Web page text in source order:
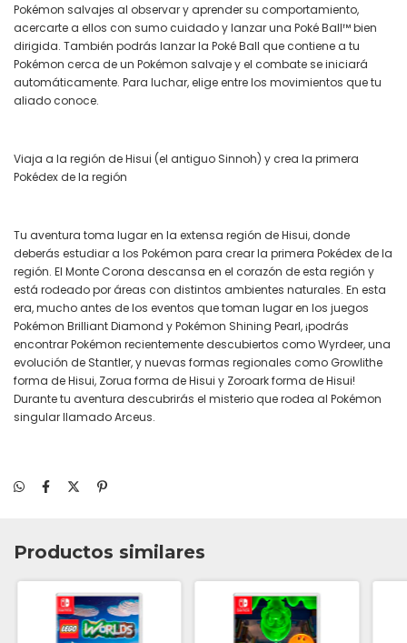
Pokémon salvajes al observar y aprender su comportamiento,
acercarte a ellos con sumo cuidado y lanzar una Poké Ball™ bien
dirigida. También podrás lanzar la Poké Ball que contiene a tu
Pokémon cerca de un Pokémon salvaje y el combate se iniciará
automáticamente. Para luchar, elige entre los movimientos que tu
aliado conoce.
Viaja a la región de Hisui (el antiguo Sinnoh) y crea la primera
Pokédex de la región
Tu aventura toma lugar en la extensa región de Hisui, donde
deberás estudiar a los Pokémon para crear la primera Pokédex de la
región. El Monte Corona descansa en el corazón de esta región y
está rodeado por áreas con distintos ambientes naturales. En esta
era, mucho antes de los eventos que toman lugar en los juegos
Pokémon Brilliant Diamond y Pokémon Shining Pearl, ¡podrás
encontrar Pokémon recientemente descubiertos como Wyrdeer, una
evolución de Stantler, y nuevas formas regionales como Growlithe
forma de Hisui, Zorua forma de Hisui y Zoroark forma de Hisui!
Durante tu aventura descubrirás el misterio que rodea al Pokémon
singular llamado Arceus.
Productos similares